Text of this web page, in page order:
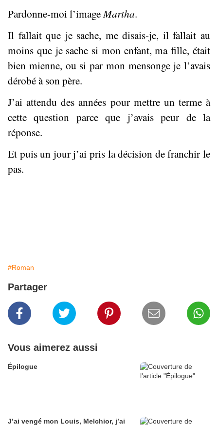
Pardonne-moi l’imageMartha.
Il fallait que je sache, me disais-je, il fallait au
moins que je sache si mon enfant, ma fille, était
bien mienne, ou si par mon mensonge je l’avais
dérobé à son père.
J’ai attendu des années pour mettre un terme à
cette question parce que j’avais peur de la
réponse.
Et puis un jour j’ai pris la décision de franchir le
pas.
#Roman
Partager
Vous aimerez aussi
Épilogue
J’ai vengé mon Louis, Melchior, j’ai